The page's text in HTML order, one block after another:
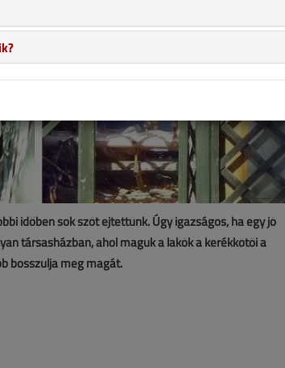
időben sok szót ejtettünk. Úgy igazságos, ha egy jó
társasházban, ahol maguk a lakók a kerékkötői a
bosszulja meg magát.